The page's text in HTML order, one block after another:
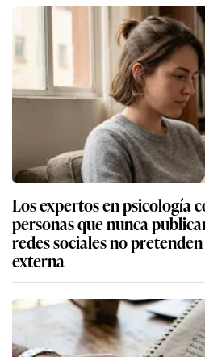
Los expertos en psicología
personas que nunca
redes sociales no
externa